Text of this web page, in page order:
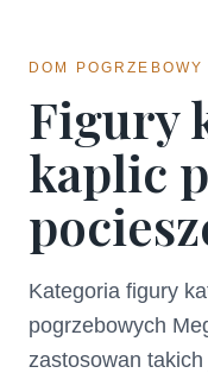
DOM POGRZEBOWY
Figury
kaplic
Kategoria figury
pogrzebowych
zastosowan